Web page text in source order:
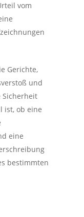
vom
Gerichte,
und
Sicherheit
ist, ob eine
eine
bestimmten